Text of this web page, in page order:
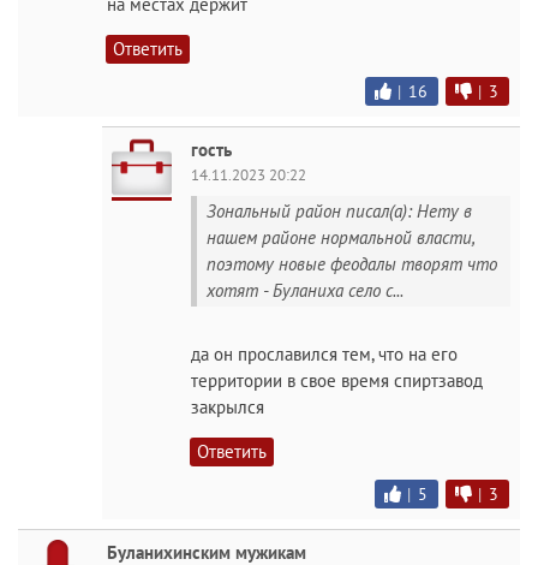
Ответить
| 16 | 3
гость
14.11.2023 20:22
Зональный район писал(а): Нету в
нашем районе нормальной власти,
поэтому новые феодалы творят что
хотят - Буланиха село с...
да он прославился тем, что на его
территории в свое время спиртзавод
закрылся
Ответить
| 5 | 3
Буланихинским мужикам